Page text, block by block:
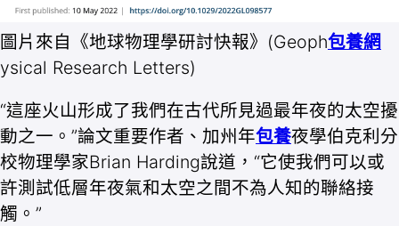
圖片來自《地球物理學研討快報》(Geoph包養網
ysical Research Letters)
“這座火山形成了我們在古代所見過最年夜的太空擾
動之一。”論文重要作者、加州年包養夜學伯克利分
校物理學家Brian Harding說道，“它使我們可以或
許測試低層年夜氣和太空之間不為人知的聯絡接
觸。”